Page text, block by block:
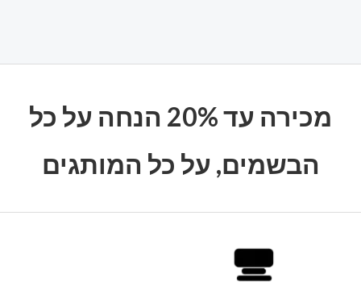
מכירה עד 20% הנחה על כל
הבשמים, על כל המותגים